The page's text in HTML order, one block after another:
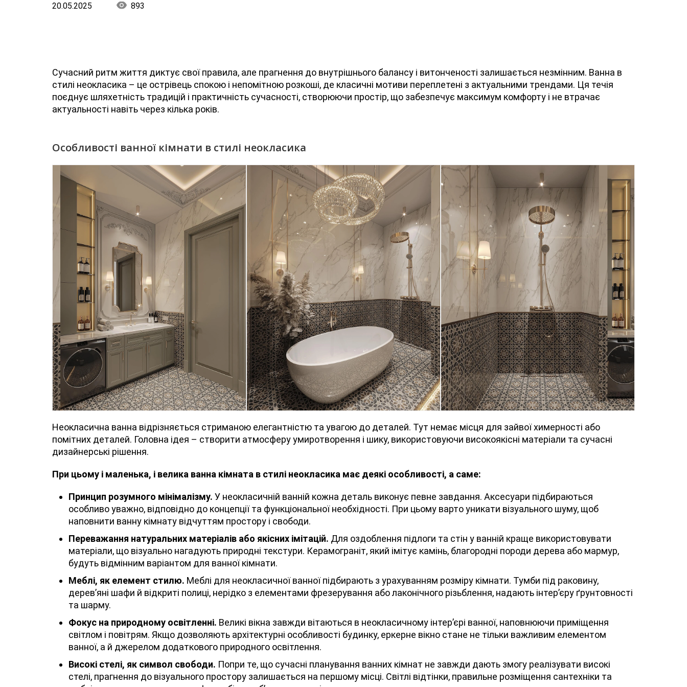
20.05.2025 893
Сучасний ритм життя диктує свої правила, але прагнення до внутрішнього балансу і витонченості залишається незмінним. Ванна в
стилі неокласика – це острівець спокою і непомітною розкоші, де класичні мотиви переплетені з актуальними трендами. Ця течія
поєднує шляхетність традицій і практичність сучасності, створюючи простір, що забезпечує максимум комфорту і не втрачає
актуальності навіть через кілька років.
Особливості ванної кімнати в стилі неокласика
Неокласична ванна відрізняється стриманою елегантністю та увагою до деталей. Тут немає місця для зайвої химерності або
помітних деталей. Головна ідея – створити атмосферу умиротворення і шику, використовуючи високоякісні матеріали та сучасні
дизайнерські рішення.
При цьому і маленька, і велика ванна кімната в стилі неокласика має деякі особливості, а саме:
Принцип розумного мінімалізму. У неокласичній ванній кожна деталь виконує певне завдання. Аксесуари підбираються
особливо уважно, відповідно до концепції та функціональної необхідності. При цьому варто уникати візуального шуму, щоб
наповнити ванну кімнату відчуттям простору і свободи.
Переважання натуральних матеріалів або якісних імітацій. Для оздоблення підлоги та стін у ванній краще використовувати
матеріали, що візуально нагадують природні текстури. Керамограніт, який імітує камінь, благородні породи дерева або мармур,
будуть відмінним варіантом для ванної кімнати.
Меблі, як елемент стилю. Меблі для неокласичної ванної підбирають з урахуванням розміру кімнати. Тумби під раковину,
дерев’яні шафи й відкриті полиці, нерідко з елементами фрезерування або лаконічного різьблення, надають інтер’єру ґрунтовності
та шарму.
Фокус на природному освітленні. Великі вікна завжди вітаються в неокласичному інтер’єрі ванної, наповнюючи приміщення
світлом і повітрям. Якщо дозволяють архітектурні особливості будинку, еркерне вікно стане не тільки важливим елементом
ванної, а й джерелом додаткового природного освітлення.
Високі стелі, як символ свободи. Попри те, що сучасні планування ванних кімнат не завжди дають змогу реалізувати високі
стелі, прагнення до візуального простору залишається на першому місці. Світлі відтінки, правильне розміщення сантехніки та